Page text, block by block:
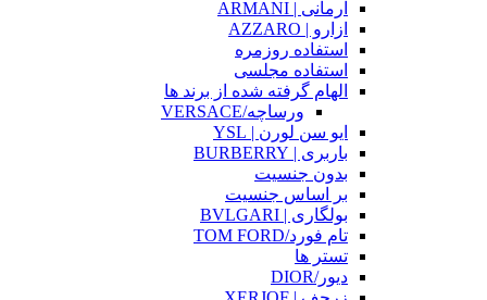
ارمانی | ARMANI
ازارو | AZZARO
استفاده روزمره
استفاده مجلسی
الهام گرفته شده از برند ها
ورساچه/VERSACE
ایو سن لورن | YSL
باربری | BURBERRY
بدون جنسیت
بر اساس جنسیت
بولگاری | BVLGARI
تام فورد/TOM FORD
تستر ها
دیور/DIOR